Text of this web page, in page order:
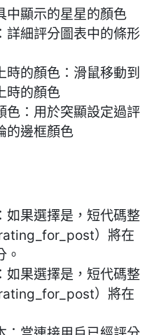
中顯示的星星的顏色
詳細評分圖表中的條形
的顏色：滑鼠移動到
時的顏色
色：用於突顯設定過評
的邊框顏色
如果選擇是，短代碼整
）將在
。
如果選擇是，短代碼整
）將在